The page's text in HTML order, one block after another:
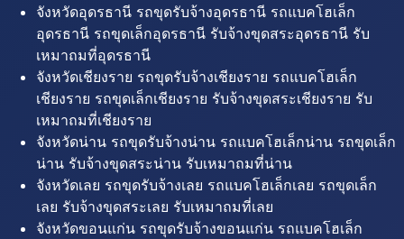
จังหวัดอุดรธานี รถขุดรับจ้างอุดรธานี รถแบคโฮเล็ก
อุดรธานี รถขุดเล็กอุดรธานี รับจ้างขุดสระอุดรธานี รับ
เหมาถมที่อุดรธานี
จังหวัดเชียงราย รถขุดรับจ้างเชียงราย รถแบคโฮเล็ก
เชียงราย รถขุดเล็กเชียงราย รับจ้างขุดสระเชียงราย รับ
เหมาถมที่เชียงราย
จังหวัดน่าน รถขุดรับจ้างน่าน รถแบคโฮเล็กน่าน รถขุดเล็ก
น่าน รับจ้างขุดสระน่าน รับเหมาถมที่น่าน
จังหวัดเลย รถขุดรับจ้างเลย รถแบคโฮเล็กเลย รถขุดเล็ก
เลย รับจ้างขุดสระเลย รับเหมาถมที่เลย
จังหวัดขอนแก่น รถขุดรับจ้างขอนแก่น รถแบคโฮเล็ก